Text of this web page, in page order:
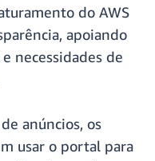
do AWS
apoiando
necessidades de
anúncios, os
usar o portal para